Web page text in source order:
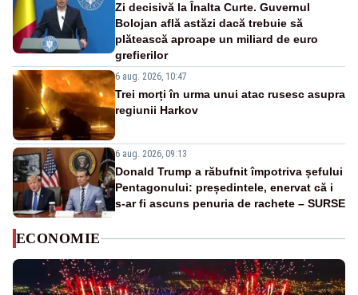
Zi decisivă la Înalta Curte. Guvernul
Bolojan află astăzi dacă trebuie să
plătească aproape un miliard de euro
grefierilor
6 aug. 2026, 10:47
Trei morți în urma unui atac rusesc asupra
regiunii Harkov
6 aug. 2026, 09:13
Donald Trump a răbufnit împotriva șefului
Pentagonului: președintele, enervat că i
s-ar fi ascuns penuria de rachete – SURSE
ECONOMIE